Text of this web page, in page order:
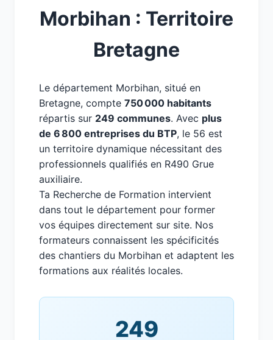
Morbihan : Territoire
Bretagne
Le département Morbihan, situé en
Bretagne, compte 750 000 habitants
répartis sur 249 communes. Avec plus
de 6 800 entreprises du BTP, le 56 est
un territoire dynamique nécessitant des
professionnels qualifiés en R490 Grue
auxiliaire.
Ta Recherche de Formation intervient
dans tout le département pour former
vos équipes directement sur site. Nos
formateurs connaissent les spécificités
des chantiers du Morbihan et adaptent les
formations aux réalités locales.
249